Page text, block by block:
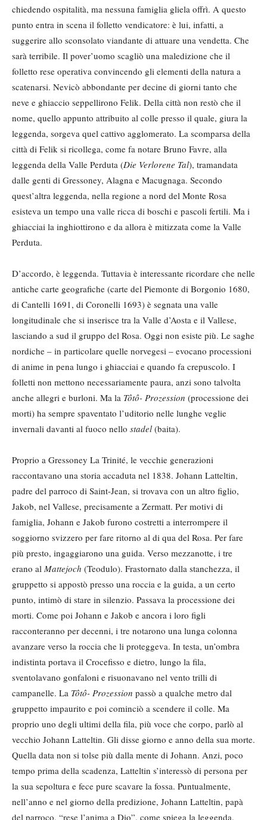
chiedendo ospitalità, ma nessuna famiglia gliela offrì. A questo
punto entra in scena il folletto vendicatore: è lui, infatti, a
suggerire allo sconsolato viandante di attuare una vendetta. Che
sarà terribile. Il pover’uomo scagliò una maledizione che il
folletto rese operativa convincendo gli elementi della natura a
scatenarsi. Nevicò abbondante per decine di giorni tanto che
neve e ghiaccio seppellirono Felik. Della città non restò che il
nome, quello appunto attribuito al colle presso il quale, giura la
leggenda, sorgeva quel cattivo agglomerato. La scomparsa della
città di Felik si ricollega, come fa notare Bruno Favre, alla
leggenda della Valle Perduta (Die Verlorene Tal), tramandata
dalle genti di Gressoney, Alagna e Macugnaga. Secondo
quest’altra leggenda, nella regione a nord del Monte Rosa
esisteva un tempo una valle ricca di boschi e pascoli fertili. Ma i
ghiacciai la inghiottirono e da allora è mitizzata come la Valle
Perduta.
D’accordo, è leggenda. Tuttavia è interessante ricordare che nelle
antiche carte geografiche (carte del Piemonte di Borgonio 1680,
di Cantelli 1691, di Coronelli 1693) è segnata una valle
longitudinale che si inserisce tra la Valle d’Aosta e il Vallese,
lasciando a sud il gruppo del Rosa. Oggi non esiste più. Le saghe
nordiche – in particolare quelle norvegesi – evocano processioni
di anime in pena lungo i ghiacciai e quando fa crepuscolo. I
folletti non mettono necessariamente paura, anzi sono talvolta
anche allegri e burloni. Ma la Tôtô- Prozession (processione dei
morti) ha sempre spaventato l’uditorio nelle lunghe veglie
invernali davanti al fuoco nello stadel (baita).
Proprio a Gressoney La Trinité, le vecchie generazioni
raccontavano una storia accaduta nel 1838. Johann Latteltin,
padre del parroco di Saint-Jean, si trovava con un altro figlio,
Jakob, nel Vallese, precisamente a Zermatt. Per motivi di
famiglia, Johann e Jakob furono costretti a interrompere il
soggiorno svizzero per fare ritorno al di qua del Rosa. Per fare
più presto, ingaggiarono una guida. Verso mezzanotte, i tre
erano al Mattejoch (Teodulo). Frastornato dalla stanchezza, il
gruppetto si appostò presso una roccia e la guida, a un certo
punto, intimò di stare in silenzio. Passava la processione dei
morti. Come poi Johann e Jakob e ancora i loro figli
racconteranno per decenni, i tre notarono una lunga colonna
avanzare verso la roccia che li proteggeva. In testa, un’ombra
indistinta portava il Crocefisso e dietro, lungo la fila,
sventolavano gonfaloni e risuonavano nel vento trilli di
campanelle. La Tôtô- Prozession passò a qualche metro dal
gruppetto impaurito e poi cominciò a scendere il colle. Ma
proprio uno degli ultimi della fila, più voce che corpo, parlò al
vecchio Johann Latteltin. Gli disse giorno e anno della sua morte.
Quella data non si tolse più dalla mente di Johann. Anzi, poco
tempo prima della scadenza, Latteltin s’interessò di persona per
la sua sepoltura e fece pure scavare la fossa. Puntualmente,
nell’anno e nel giorno della predizione, Johann Latteltin, papà
del parroco, “rese l’anima a Dio”, come spiega la leggenda.